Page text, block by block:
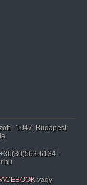
· 1047, Budapest
+36(30)563-6134 ·
vagy